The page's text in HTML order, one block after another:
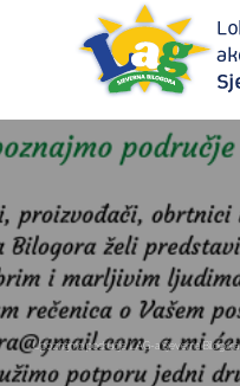
Upoznajmo područje LAG-a Sjeverna Bilogora